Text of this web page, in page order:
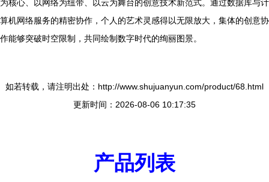
为核心、以网络为纽带、以云为舞台的创意技术新范式。通过数据库与计
算机网络服务的精密协作，个人的艺术灵感得以无限放大，集体的创意协
作能够突破时空限制，共同绘制数字时代的绚丽图景。
如若转载，请注明出处：http://www.shujuanyun.com/product/68.html
更新时间：2026-08-06 10:17:35
产品列表